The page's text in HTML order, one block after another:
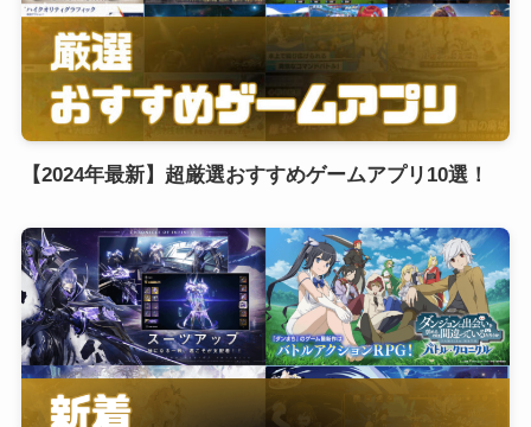
【2024年最新】超厳選おすすめゲームアプリ10選！